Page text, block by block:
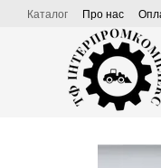
Перейти до основного
Каталог Про нас